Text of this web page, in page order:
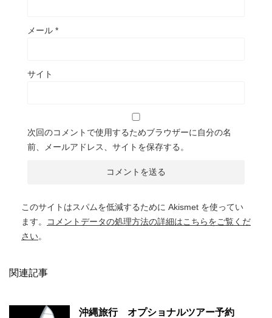
メール *
サイト
次回のコメントで使用するためブラウザーに自分の名
前、メールアドレス、サイトを保存する。
このサイトはスパムを低減するために Akismet を使ってい
ます。
コメントデータの処理方法の詳細はこちらをご覧くだ
さい。
関連記事
沖縄旅行 オプショナルツアー予約